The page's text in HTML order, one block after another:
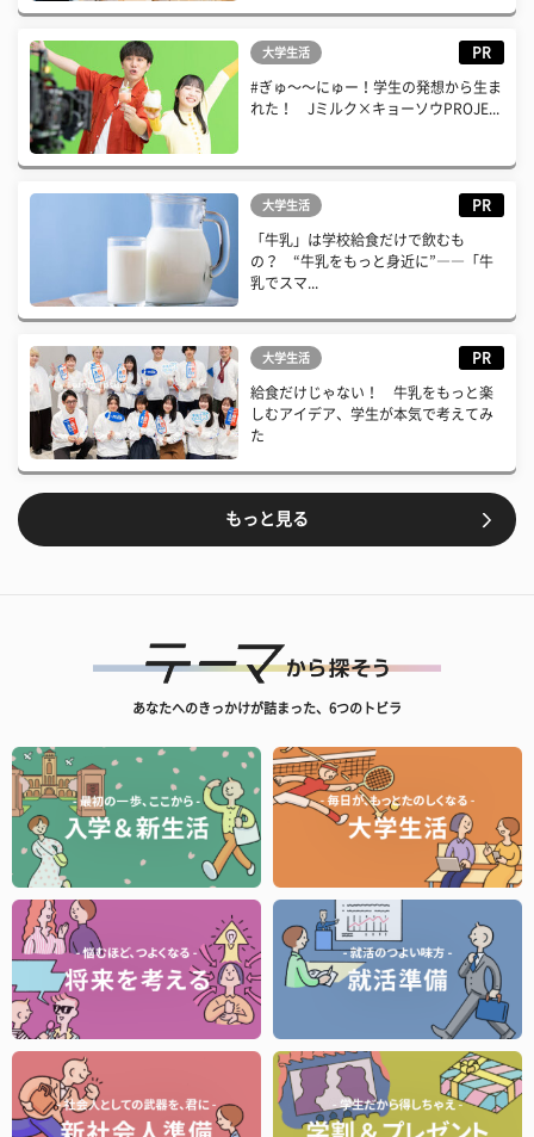
大学生活 PR
#ぎゅ〜〜にゅー！学生の発想から生ま
れた！ Jミルク×キョーソウPROJE...
大学生活 PR
「牛乳」は学校給食だけで飲むも
の？ “牛乳をもっと身近に”――「牛
乳でスマ...
大学生活 PR
給食だけじゃない！ 牛乳をもっと楽
しむアイデア、学生が本気で考えてみ
た
もっと見る
あなたへのきっかけが詰まった、6つのトビラ